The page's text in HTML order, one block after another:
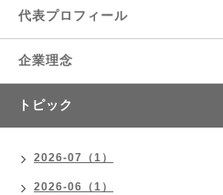
代表プロフィール
企業理念
トピック
2026-07（1）
2026-06（1）